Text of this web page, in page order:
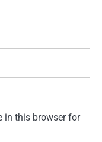
in this browser for